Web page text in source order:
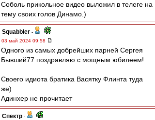
Соболь прикольное видео выложил в телеге на
тему своих голов Динамо.)
Squabbler -
03 май 2024 09:58
Одного из самых добрейших парней Сергея
Бывший77 поздравляю с мощным юбилеем!
Своего идиота братика Васятку Флинта туда
же)
Адинхер не прочитает
Спектр -